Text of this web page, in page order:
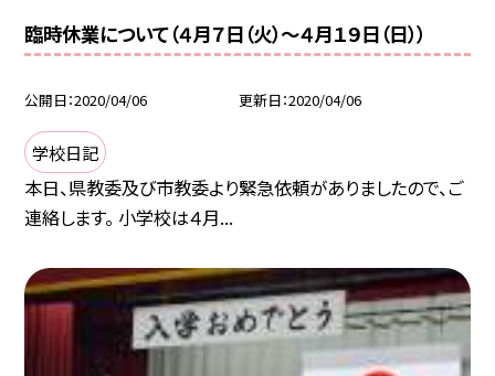
臨時休業について（４月７日（火）〜４月１９日（日））
公開日 2020/04/06 更新日 2020/04/06
学校日記
本日、県教委及び市教委より緊急依頼がありましたので、ご
連絡します。 小学校は４月...